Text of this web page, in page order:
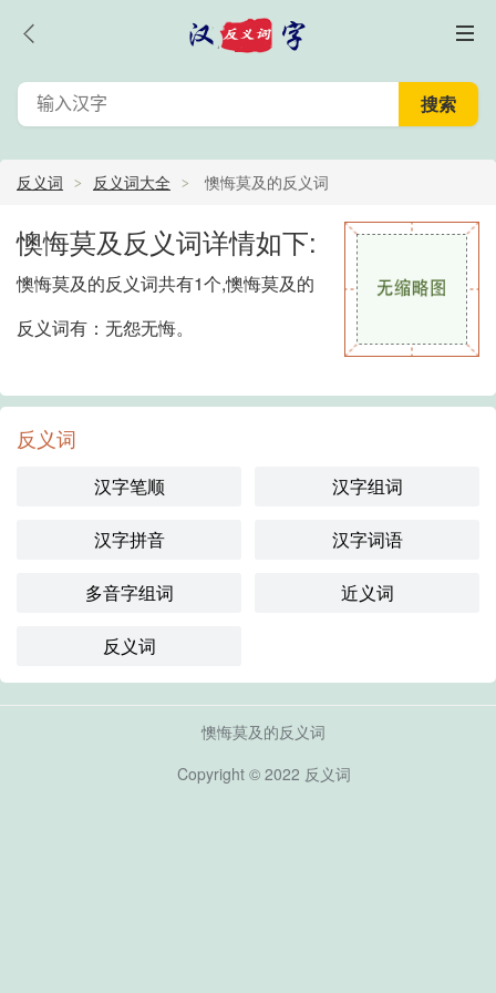
反义词 反义词大全 懊悔莫及的反义词
懊悔莫及反义词详情如下:
懊悔莫及的反义词共有1个,懊悔莫及的
反义词有：无怨无悔。
反义词
汉字笔顺 汉字组词
汉字拼音 汉字词语
多音字组词 近义词
反义词
懊悔莫及的反义词
Copyright © 2022 反义词